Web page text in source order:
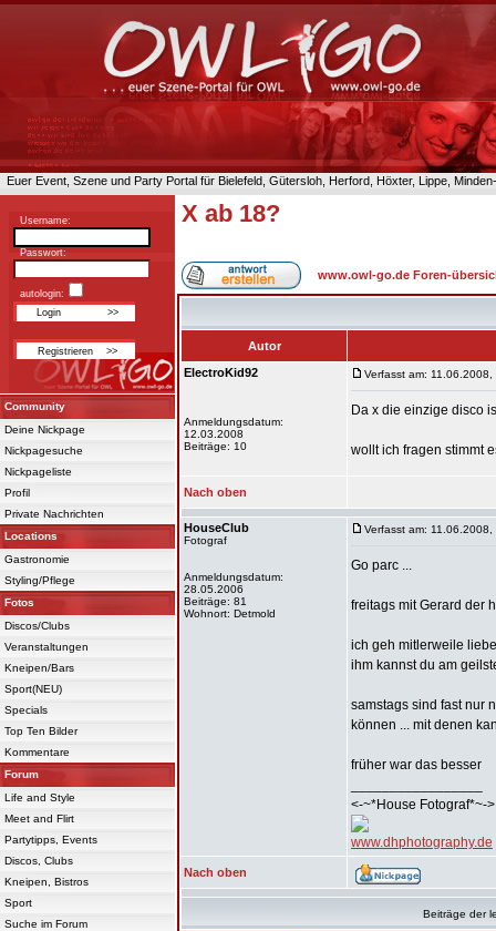
Euer Event, Szene und Party Portal für Bielefeld, Gütersloh, Herford, Höxter, Lippe,
Username:
Passwort:
autologin:
Community
Deine Nickpage
Nickpagesuche
Nickpageliste
Profil
Private Nachrichten
Locations
Gastronomie
Styling/Pflege
Fotos
Discos/Clubs
Veranstaltungen
Kneipen/Bars
Sport(NEU)
Specials
Top Ten Bilder
Kommentare
Forum
Life and Style
Meet and Flirt
Partytipps, Events
Discos, Clubs
Kneipen, Bistros
Sport
Suche im Forum
X ab 18?
www.owl-go.de Foren-
Autor
ElectroKid92
Anmeldungsdatum:
12.03.2008
Beiträge: 10
Verfasst am: 11.06.2008,
Da x die einzige disco
wollt ich fragen stimmt
Nach oben
HouseClub
Fotograf
Anmeldungsdatum:
28.05.2006
Beiträge: 81
Wohnort: Detmold
Verfasst am: 11.06.2008,
Go parc ...
freitags mit Gerard der
ich geh mitlerweile
ihm kannst du am
samstags sind fast nur
können ... mit denen
früher war das besser
<-~*House Fotograf*~->
www.dhphotography.de
Nach oben
Beiträge der